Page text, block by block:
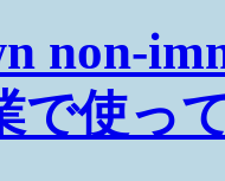
non-
で使っ